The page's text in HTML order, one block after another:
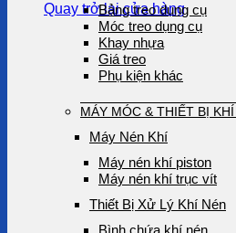
Quay trở lại cửa hàng
Bảng treo dụng cụ
Móc treo dụng cụ
Khay nhựa
Giá treo
Phụ kiện khác
MÁY MÓC & THIẾT BỊ KHÍ
Máy Nén Khí
Máy nén khí piston
Máy nén khí trục vít
Thiết Bị Xử Lý Khí Nén
Bình chứa khí nén